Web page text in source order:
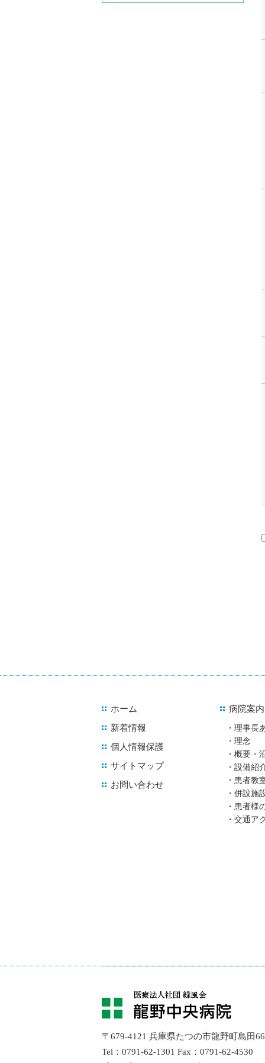
ホーム
新着情報
個人情報保護
サイトマップ
お問い合わせ
病院案内
理事長
理念
概要・
設備紹
患者教
併設施
患者様
交通ア
〒679-4121 兵庫県たつの市龍野町島田
Tel：0791-62-1301 Fax：0791-62-4530